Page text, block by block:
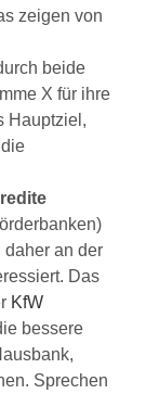
zeigen von
beide
X für ihre
Hauptziel,
an der
Das
KfW
bessere
Sprechen